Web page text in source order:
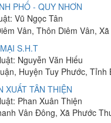
PHỐ - QUY NHƠN
Vũ Ngọc Tân
Vân, Thôn Diêm Vân,
S.H.T
Nguyễn Văn Hiếu
Huyện Tuy Phước, Tỉnh
XUẤT TÂN THIỆN
Phan Xuân Thiện
Vân Đông, Xã Phước